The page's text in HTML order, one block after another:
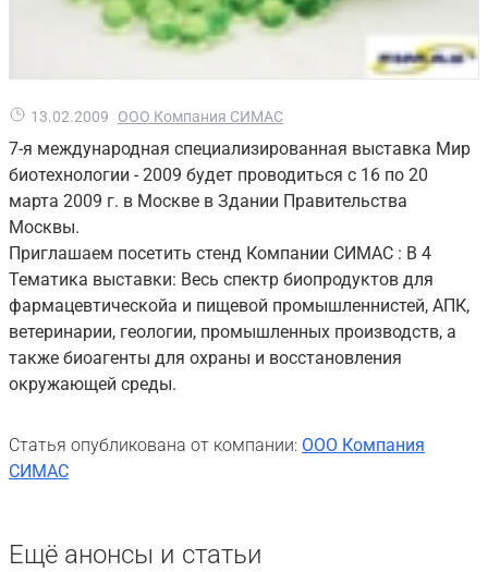
13.02.2009 ООО Компания СИМАС
7-я международная специализированная выставка Мир
биотехнологии - 2009 будет проводиться с 16 по 20
марта 2009 г. в Москве в Здании Правительства
Москвы.
Приглашаем посетить стенд Компании СИМАС : В 4
Тематика выставки: Весь спектр биопродуктов для
фармацевтическойа и пищевой промышленнистей, АПК,
ветеринарии, геологии, промышленных производств, а
также биоагенты для охраны и восстановления
окружающей среды.
Статья опубликована от компании: ООО Компания
СИМАС
Ещё анонсы и статьи